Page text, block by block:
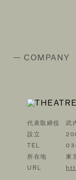
COMPANY
代表取締役
武
設立
TEL
所在地
東
URL